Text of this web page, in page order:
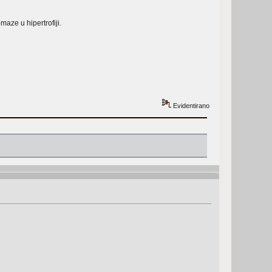
u hipertrofiji.
Evidentirano